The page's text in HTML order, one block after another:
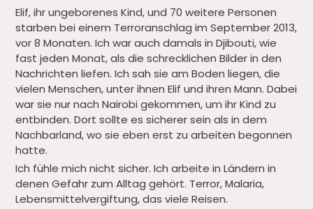
Elif, ihr ungeborenes Kind, und 70 weitere Personen
starben bei einem Terroranschlag im September 2013,
vor 8 Monaten. Ich war auch damals in Djibouti, wie
fast jeden Monat, als die schrecklichen Bilder in den
Nachrichten liefen. Ich sah sie am Boden liegen, die
vielen Menschen, unter ihnen Elif und ihren Mann. Dabei
war sie nur nach Nairobi gekommen, um ihr Kind zu
entbinden. Dort sollte es sicherer sein als in dem
Nachbarland, wo sie eben erst zu arbeiten begonnen
hatte.
Ich fühle mich nicht sicher. Ich arbeite in Ländern in
denen Gefahr zum Alltag gehört. Terror, Malaria,
Lebensmittelvergiftung, das viele Reisen.